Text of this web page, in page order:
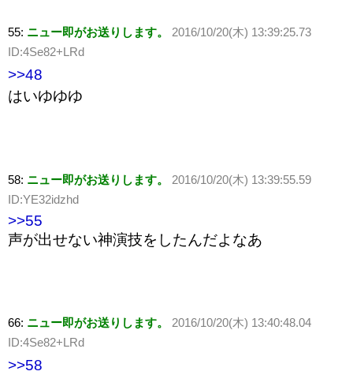
55: ニュー即がお送りします。
2016/10/20(木) 13:39:25.73
ID:4Se82+LRd
>>48
はいゆゆゆ
58: ニュー即がお送りします。
2016/10/20(木) 13:39:55.59
ID:YE32idzhd
>>55
声が出せない神演技をしたんだよなあ
66: ニュー即がお送りします。
2016/10/20(木) 13:40:48.04
ID:4Se82+LRd
>>58